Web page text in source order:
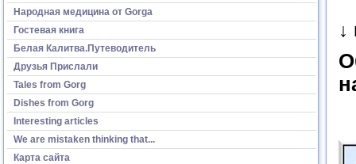
Народная медицина от Gorga
Гостевая книга
Белая Калитва.Путеводитель
Друзья Прислали
Tales from Gorg
Dishes from Gorg
Interesting articles
We are mistaken thinking that...
Карта сайта